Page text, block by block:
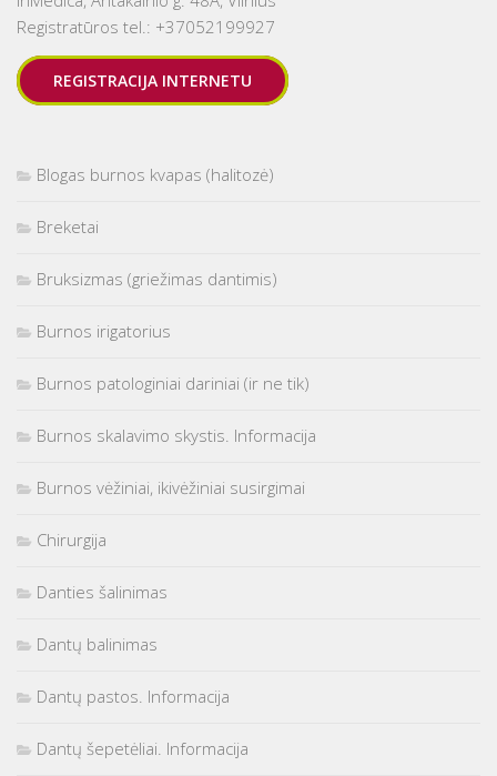
Registratūros tel.: +37052199927
REGISTRACIJA INTERNETU
Blogas burnos kvapas (halitozė)
Breketai
Bruksizmas (griežimas dantimis)
Burnos irigatorius
Burnos patologiniai dariniai (ir ne tik)
Burnos skalavimo skystis. Informacija
Burnos vėžiniai, ikivėžiniai susirgimai
Chirurgija
Danties šalinimas
Dantų balinimas
Dantų pastos. Informacija
Dantų šepetėliai. Informacija